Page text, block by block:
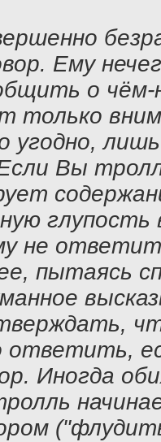
Ему
о чём-
только
угодно,
Вы
не
пытаясь
ответить,
Иногда